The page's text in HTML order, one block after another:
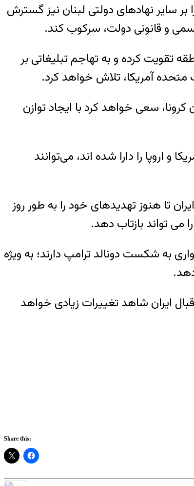
سایر نهادهای دولتی لبنان نیز گسترش
و قانونی دولت، سرکوب کند.
تقویت کرده و به تهاجم تبلیغاتی بر
آمریکا، تلاش خواهد کرد.
سعی خواهد کرد با ایجاد توازن
و اروپا را دارا شده اند، می‌توانند
تا هنوز تهدیدهای خود را به طور روز
می تواند بازتاب دهد.
به شکست دونالد ترامپ دارند؛ به ویژه
ایران شاهد تغییرات زیادی خواهد
Share this: